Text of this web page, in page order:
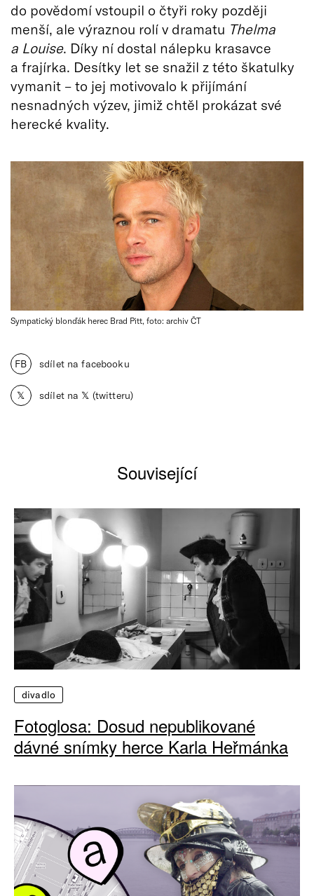
do povědomí vstoupil o čtyři roky později
menší, ale výraznou rolí v dramatu Thelma
a Louise. Díky ní dostal nálepku krasavce
a frajírka. Desítky let se snažil z této škatulky
vymanit – to jej motivovalo k přijímání
nesnadných výzev, jimiž chtěl prokázat své
herecké kvality.
Sympatický blonďák herec Brad Pitt, foto: archiv ČT
FB sdílet na facebooku
𝕏 sdílet na 𝕏 (twitteru)
Související
divadlo
Fotoglosa: Dosud nepublikované
dávné snímky herce Karla Heřmánka